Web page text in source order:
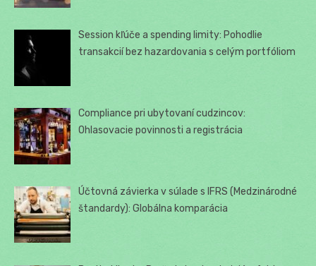
Session kľúče a spending limity: Pohodlie
transakcií bez hazardovania s celým portfóliom
Compliance pri ubytovaní cudzincov:
Ohlasovacie povinnosti a registrácia
Účtovná závierka v súlade s IFRS (Medzinárodné
štandardy): Globálna komparácia